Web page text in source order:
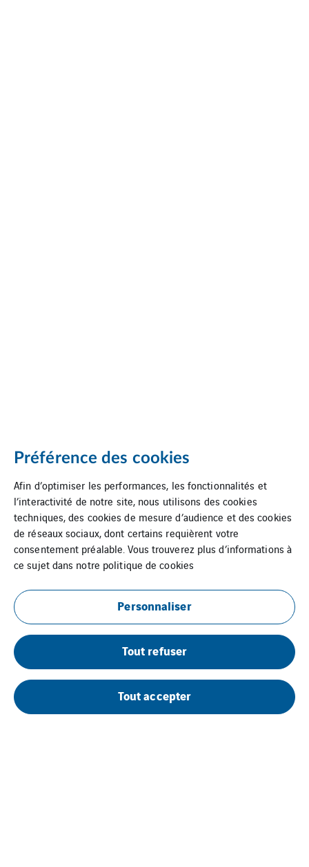
Uxello Services Bretagne
Préférence des cookies
Afin d’optimiser les performances, les fonctionnalités et
l’interactivité de notre site, nous utilisons des cookies
techniques, des cookies de mesure d’audience et des cookies
de réseaux sociaux, dont certains requièrent votre
consentement préalable. Vous trouverez plus d’informations à
ce sujet dans notre politique de cookies
Personnaliser
Tout refuser
Tout accepter